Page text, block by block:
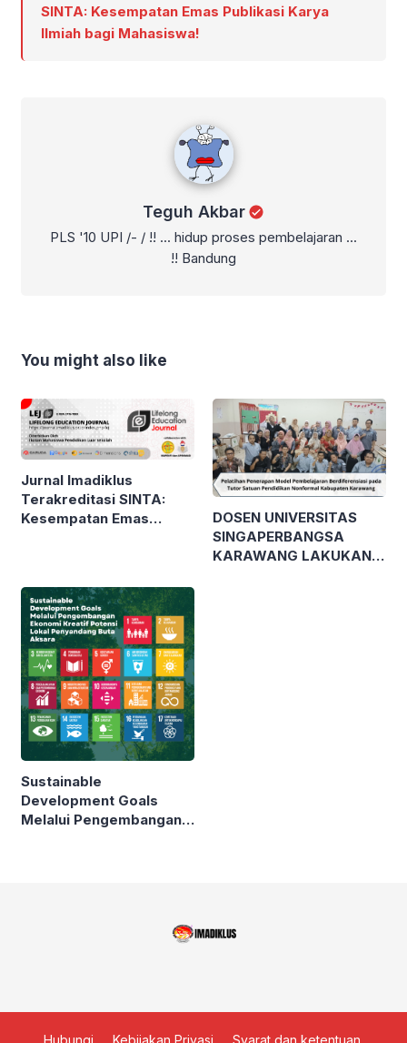
SINTA: Kesempatan Emas Publikasi Karya
Ilmiah bagi Mahasiswa!
Teguh Akbar
PLS '10 UPI /- / !! ... hidup proses pembelajaran ...
!! Bandung
You might also like
Jurnal Imadiklus
Terakreditasi SINTA:
Kesempatan Emas
DOSEN UNIVERSITAS
SINGAPERBANGSA
KARAWANG LAKUKAN
Sustainable
Development Goals
Melalui Pengembangan
Hubungi Kebijakan Privasi Syarat dan ketentuan